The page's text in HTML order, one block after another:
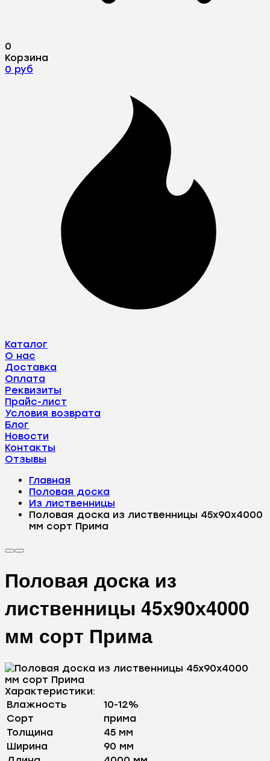
0
Корзина
0 руб
Каталог
О нас
Доставка
Оплата
Реквизиты
Прайс-лист
Условия возврата
Блог
Новости
Контакты
Отзывы
Главная
Половая доска
Из лиственницы
Половая доска из лиственницы 45х90х4000
мм сорт Прима
Половая доска из
лиственницы 45х90х4000
мм сорт Прима
Характеристики:
Влажность
10-12%
Сорт
прима
Толщина
45 мм
Ширина
90 мм